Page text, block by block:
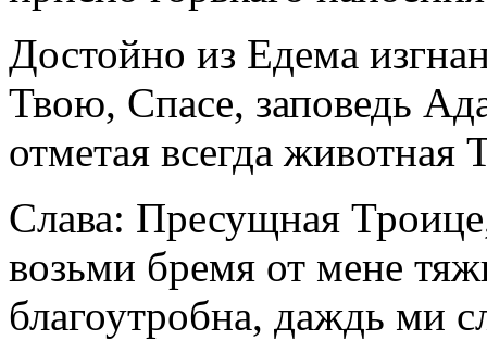
Достойно из Едема
Твою, Спасе, заповедь
отметая всегда животная
Слава: Пресущная
возьми бремя от мене
благоутробна, даждь ми